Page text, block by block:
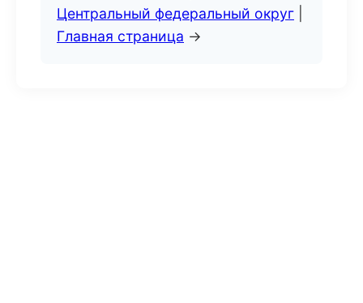
Центральный федеральный округ
Главная страница →